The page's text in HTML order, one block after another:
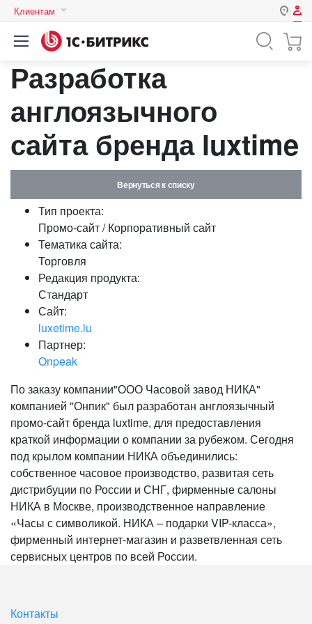
Клиентам
Авторизация
Логин
Пароль
Запомнить меня на этом
Забыли свой пароль?
Разработка
англоязычного
сайта бренда luxtime
Вернуться к списку
Тип проекта:
Промо-сайт / Корпоративный сайт
Тематика сайта:
Торговля
Редакция продукта:
Стандарт
Сайт:
luxetime.lu
Партнер:
Onpeak
По заказу компании"ООО Часовой завод НИКА"
компанией "Онпик" был разработан англоязычный
промо-сайт бренда luxtime, для предоставления
краткой информации о компании за рубежом. Сегодня
под крылом компании НИКА объединились:
собственное часовое производство, развитая сеть
дистрибуции по России и СНГ, фирменные салоны
НИКА в Москве, производственное направление
«Часы с символикой. НИКА – подарки VIP-класса»,
фирменный интернет-магазин и разветвленная сеть
сервисных центров по всей России.
Контакты